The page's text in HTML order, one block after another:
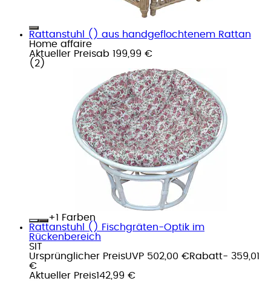
Rattanstuhl () aus handgeflochtenem Rattan
Home affaire
Aktueller Preisab 199,99 €
( 2 )
+
Farben
Rattanstuhl () Fischgräten-Optik im
Rückenbereich
SIT
Ursprünglicher PreisUVP 502,00 €Rabatt- 359,01
€
Aktueller Preis142,99 €